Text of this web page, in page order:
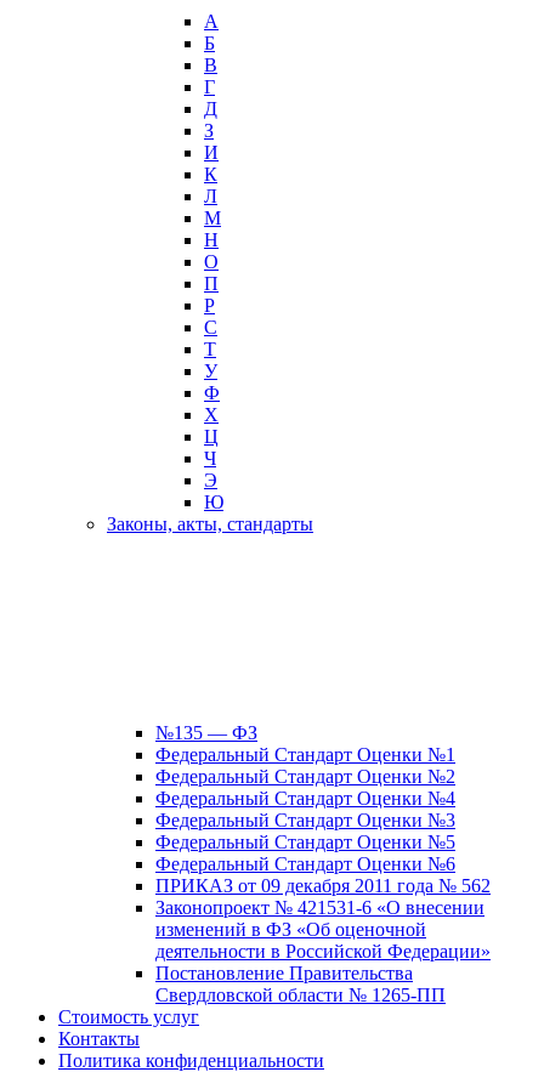
А
Б
В
Г
Д
З
И
К
Л
М
Н
О
П
Р
С
Т
У
Ф
Х
Ц
Ч
Э
Ю
Законы, акты, стандарты
№135 — ФЗ
Федеральный Стандарт Оценки №1
Федеральный Стандарт Оценки №2
Федеральный Стандарт Оценки №4
Федеральный Стандарт Оценки №3
Федеральный Стандарт Оценки №5
Федеральный Стандарт Оценки №6
ПРИКАЗ от 09 декабря 2011 года № 562
Законопроект № 421531-6 «О внесении
изменений в ФЗ «Об оценочной
деятельности в Российской Федерации»
Постановление Правительства
Свердловской области № 1265-ПП
Стоимость услуг
Контакты
Политика конфиденциальности